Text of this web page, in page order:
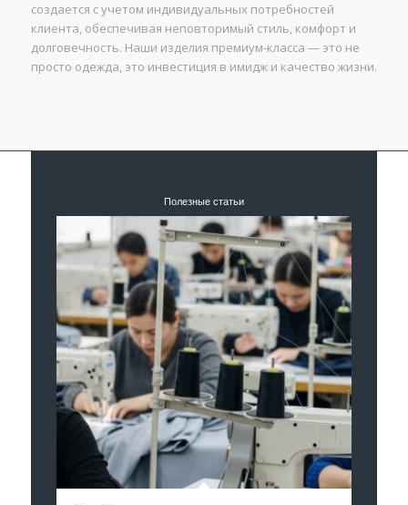
создается с учетом индивидуальных потребностей
клиента, обеспечивая неповторимый стиль, комфорт и
долговечность. Наши изделия премиум-класса — это не
просто одежда, это инвестиция в имидж и качество жизни.
Полезные статьи